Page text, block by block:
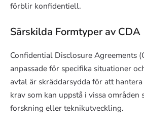
förblir konfidentiell.
Särskilda Formtyper av CDA
Confidential Disclosure Agreements
anpassade för specifika situationer
avtal är skräddarsydda för att
krav som kan uppstå i vissa områden
forskning eller teknikutveckling.